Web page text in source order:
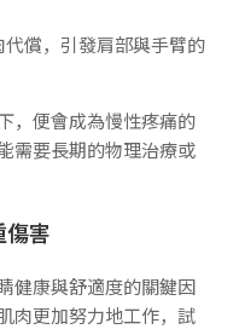
代償，引發肩部與手臂的
，便會成為慢性疼痛的
需要長期的物理治療或
傷害
健康與舒適度的關鍵因
肉更加努力地工作，試